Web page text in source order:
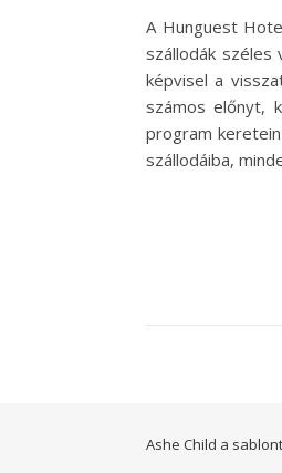
A Hunguest
szállodák
képvisel a
számos előnyt,
program
szállodáiba,
Ashe Child a